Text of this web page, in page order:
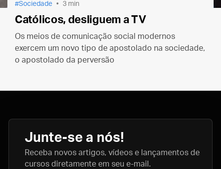
Sociedade 3 min
Católicos, desliguem a TV
Os meios de comunicação social modernos
exercem um novo tipo de apostolado na sociedade,
o apostolado da perversão
Junte-se a nós!
Receba novos artigos, vídeos e lançamentos de
cursos diretamente em seu e-mail.